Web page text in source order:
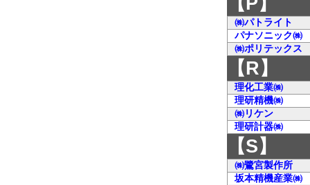
㈱パトライト
パナソニック㈱
㈱ポリテックス
【R】
理化工業㈱
理研精機㈱
㈱リケン
理研計器㈱
【S】
㈱鷺宮製作所
坂本精機産業㈱